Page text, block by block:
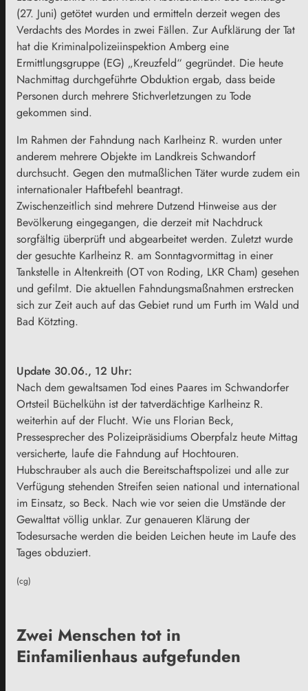
(27. Juni) getötet wurden und ermitteln derzeit wegen des
Verdachts des Mordes in zwei Fällen. Zur Aufklärung der Tat
hat die Kriminalpolizeiinspektion Amberg eine
Ermittlungsgruppe (EG) „Kreuzfeld“ gegründet. Die heute
Nachmittag durchgeführte Obduktion ergab, dass beide
Personen durch mehrere Stichverletzungen zu Tode
gekommen sind.
Im Rahmen der Fahndung nach Karlheinz R. wurden unter
anderem mehrere Objekte im Landkreis Schwandorf
durchsucht. Gegen den mutmaßlichen Täter wurde zudem ein
internationaler Haftbefehl beantragt.
Zwischenzeitlich sind mehrere Dutzend Hinweise aus der
Bevölkerung eingegangen, die derzeit mit Nachdruck
sorgfältig überprüft und abgearbeitet werden. Zuletzt wurde
der gesuchte Karlheinz R. am Sonntagvormittag in einer
Tankstelle in Altenkreith (OT von Roding, LKR Cham) gesehen
und gefilmt. Die aktuellen Fahndungsmaßnahmen erstrecken
sich zur Zeit auch auf das Gebiet rund um Furth im Wald und
Bad Kötzting.
Update 30.06., 12 Uhr:
Nach dem gewaltsamen Tod eines Paares im Schwandorfer
Ortsteil Büchelkühn ist der tatverdächtige Karlheinz R.
weiterhin auf der Flucht. Wie uns Florian Beck,
Pressesprecher des Polizeipräsidiums Oberpfalz heute Mittag
versicherte, laufe die Fahndung auf Hochtouren.
Hubschrauber als auch die Bereitschaftspolizei und alle zur
Verfügung stehenden Streifen seien national und international
im Einsatz, so Beck. Nach wie vor seien die Umstände der
Gewalttat völlig unklar. Zur genaueren Klärung der
Todesursache werden die beiden Leichen heute im Laufe des
Tages obduziert.
(cg)
Zwei Menschen tot in
Einfamilienhaus aufgefunden